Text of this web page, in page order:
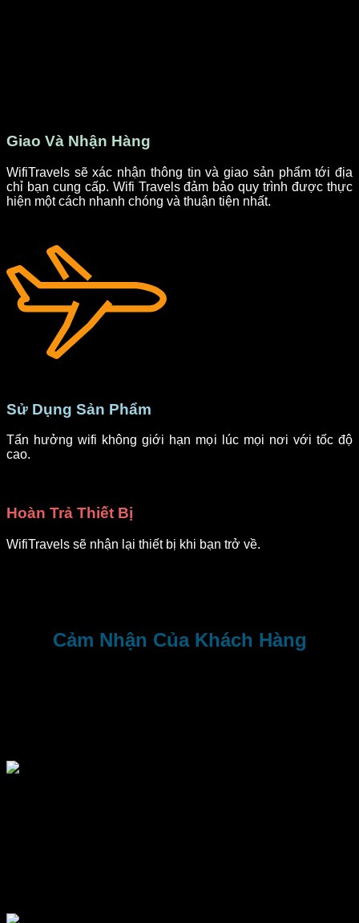
Giao Và Nhận Hàng
WifiTravels sẽ xác nhận thông tin và giao sản phẩm tới địa
chỉ bạn cung cấp. Wifi Travels đảm bảo quy trình được thực
hiện một cách nhanh chóng và thuận tiện nhất.
Sử Dụng Sản Phẩm
Tẩn hưởng wifi không giới hạn mọi lúc mọi nơi với tốc độ
cao.
Hoàn Trả Thiết Bị
WifiTravels sẽ nhận lại thiết bị khi bạn trở về.
Cảm Nhận Của Khách Hàng